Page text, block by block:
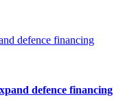
defence financing
defence financing